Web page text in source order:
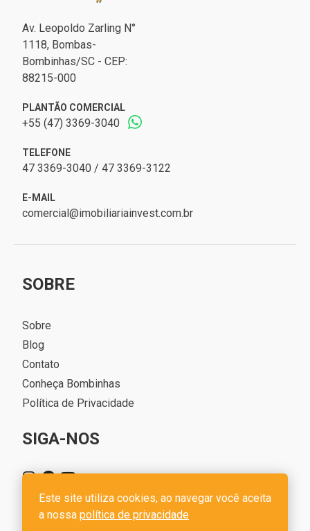
Av. Leopoldo Zarling N°
1118, Bombas-
Bombinhas/SC - CEP:
88215-000
PLANTÃO COMERCIAL
+55 (47) 3369-3040
TELEFONE
47 3369-3040 / 47 3369-3122
E-MAIL
comercial@imobiliariainvest.com.br
SOBRE
Sobre
Blog
Contato
Conheça Bombinhas
Política de Privacidade
SIGA-NOS
Este site utiliza cookies, ao navegar você aceita
a nossa política de privacidade